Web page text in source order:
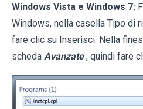
Windows Vista e Windows 7:
Windows, nella casella Tipo di
fare clic su Inserisci. Nella
scheda Avanzate , quindi fare